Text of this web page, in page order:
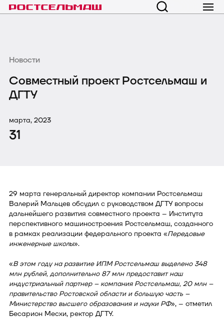
Новости
Совместный проект Ростсельмаш и
ДГТУ
марта, 2023
31
29 марта генеральный директор компании Ростсельмаш
Валерий Мальцев обсудил с руководством ДГТУ вопросы
дальнейшего развития совместного проекта – Института
перспективного машиностроения Ростсельмаш, созданного
в рамках реализации федерального проекта «Передовые
инженерные школы».
«В этом году на развитие ИПМ Ростсельмаш выделено 348
млн рублей, дополнительно 87 млн предоставит наш
индустриальный партнер – компания Ростсельмаш, 20 млн –
правительство Ростовской области и большую часть –
Министерство высшего образования и науки РФ», – отметил
Бесарион Месхи, ректор ДГТУ.